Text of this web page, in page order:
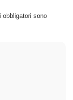
obbligatori sono